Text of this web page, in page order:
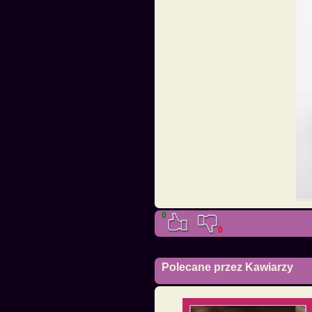
0
0
Polecane przez Kawiarzy